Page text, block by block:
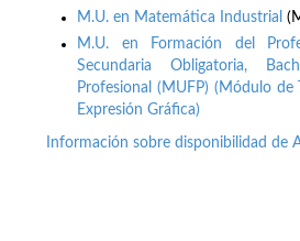
M.U. en Matemática Industrial
M.U. en Formación del
Secundaria Obligatoria,
Profesional (MUFP) (Módulo
Expresión Gráfica)
Información sobre disponibilidad de